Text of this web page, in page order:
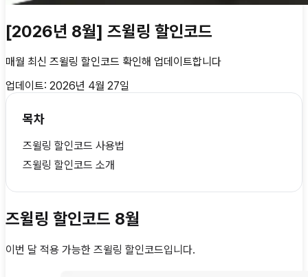
[2026년 8월] 즈윌링 할인코드
매월 최신 즈윌링 할인코드 확인해 업데이트합니다
업데이트: 2026년 4월 27일
목차
즈윌링 할인코드 사용법
즈윌링 할인코드 소개
즈윌링 할인코드 8월
이번 달 적용 가능한 즈윌링 할인코드입니다.